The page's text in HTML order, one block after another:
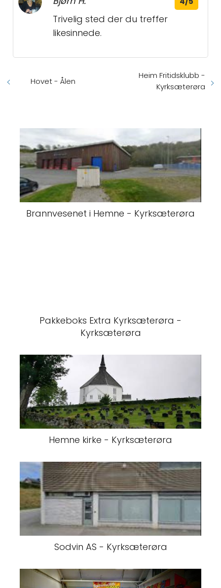
Trivelig sted der du treffer
likesinnede.
Hovet - Ålen
Heim Fritidsklubb -
Kyrksæterøra
Brannvesenet i Hemne - Kyrksæterøra
Pakkeboks Extra Kyrksæterøra -
Kyrksæterøra
Hemne kirke - Kyrksæterøra
Sodvin AS - Kyrksæterøra